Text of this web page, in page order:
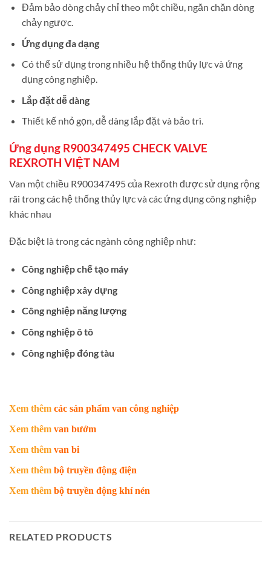
Đảm bảo dòng chảy chỉ theo một chiều, ngăn chặn dòng
chảy ngược.
Ứng dụng đa dạng
Có thể sử dụng trong nhiều hệ thống thủy lực và ứng
dụng công nghiệp.
Lắp đặt dễ dàng
Thiết kế nhỏ gọn, dễ dàng lắp đặt và bảo trì.
Ứng dụng R900347495 CHECK VALVE
REXROTH VIỆT NAM
Van một chiều R900347495 của Rexroth được sử dụng rộng
rãi trong các hệ thống thủy lực và các ứng dụng công nghiệp
khác nhau
Đặc biệt là trong các ngành công nghiệp như:
Công nghiệp chế tạo máy
Công nghiệp xây dựng
Công nghiệp năng lượng
Công nghiệp ô tô
Công nghiệp đóng tàu
Xem thêm các sản phẩm van công nghiệp
Xem thêm van bướm
Xem thêm van bi
Xem thêm bộ truyền động điện
Xem thêm bộ truyền động khí nén
RELATED PRODUCTS